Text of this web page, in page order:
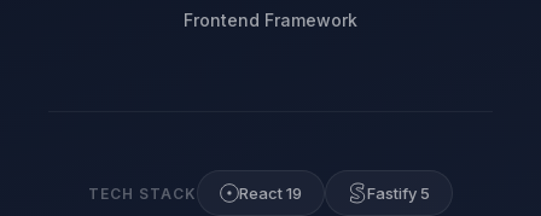
Frontend Framework
TECH STACK React 19 Fastify 5